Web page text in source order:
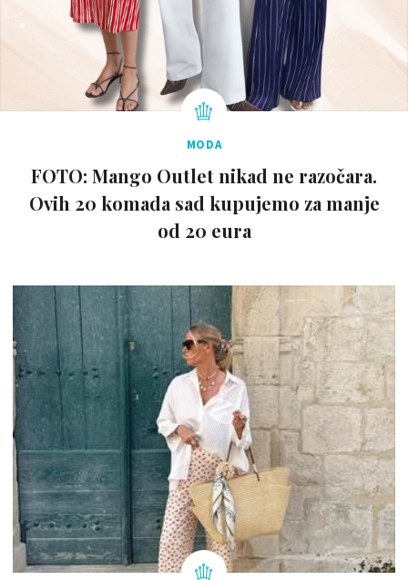
MODA
FOTO: Mango Outlet nikad ne razočara.
Ovih 20 komada sad kupujemo za manje
od 20 eura